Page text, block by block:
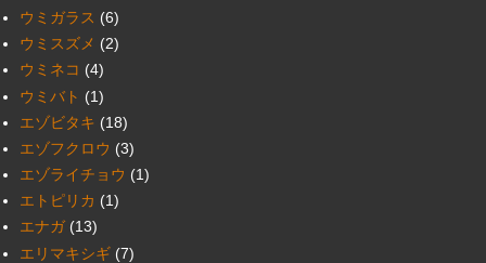
ウミガラス (6)
ウミスズメ (2)
ウミネコ (4)
ウミバト (1)
エゾビタキ (18)
エゾフクロウ (3)
エゾライチョウ (1)
エトピリカ (1)
エナガ (13)
エリマキシギ (7)